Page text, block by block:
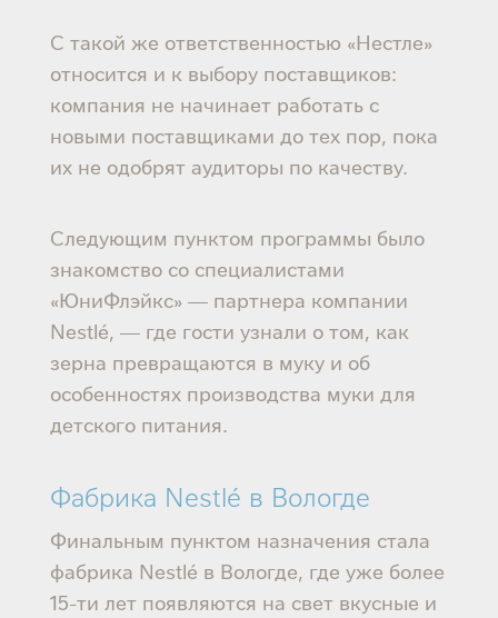
С такой же ответственностью «Нестле»
относится и к выбору поставщиков:
компания не начинает работать с
новыми поставщиками до тех пор, пока
их не одобрят аудиторы по качеству.
Следующим пунктом программы было
знакомство со специалистами
«ЮниФлэйкс» — партнера компании
Nestlé, — где гости узнали о том, как
зерна превращаются в муку и об
особенностях производства муки для
детского питания.
Фабрика Nestlé в Вологде
Финальным пунктом назначения стала
фабрика Nestlé в Вологде, где уже более
15-ти лет появляются на свет вкусные и